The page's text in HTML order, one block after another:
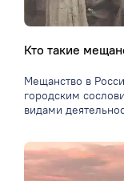
Кто такие
Мещанство в
городским
видами